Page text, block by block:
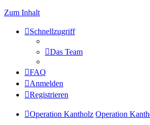
Zum Inhalt
Schnellzugriff
Das Team
FAQ
Anmelden
Registrieren
Operation Kantholz Operation